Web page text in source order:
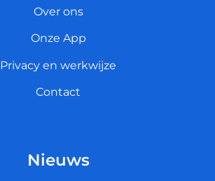
Over ons
Onze App
Privacy en werkwijze
Contact
Nieuws